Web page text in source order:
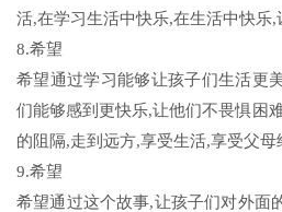
活,在学习生活中快乐,在生活中快乐,
8.希望
希望通过学习能够让孩子们生活更
们能够感到更快乐,让他们不畏惧困
的阻隔,走到远方,享受生活,享受父母
9.希望
希望通过这个故事,让孩子们对外面